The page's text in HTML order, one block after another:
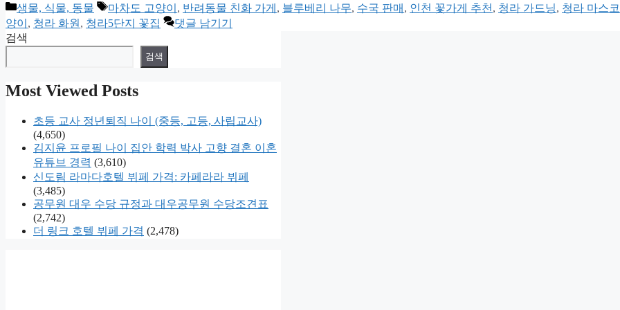
카
테
고
리
생물, 식물, 동물
태
그
마차도 고양이 , 반려동물 친화 가게 , 블루베리 나무, 수국 판매 , 인천 꽃가게 추천, 청라 가드닝, 청라 마스
양이 , 청라 화원, 청라5단지 꽃집
댓글 남기기
검색
검색
Most Viewed Posts
초등 교사 정년퇴직 나이 (중등, 고등, 사립교사)
(4,650)
김지윤 프로필 나이 집안 학력 박사 고향 결혼 이혼
유튜브 경력 (3,610)
신도림 라마다호텔 뷔페 가격: 카페라라 뷔페
(3,485)
공무원 대우 수당 규정과 대우공무원 수당조견표
(2,742)
더 링크 호텔 뷔페 가격 (2,478)